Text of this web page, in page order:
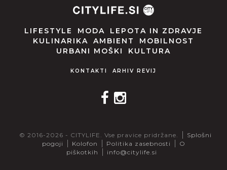
LIFESTYLE MODA
LEPOTA IN ZDRAVJE
KULINARIKA
AMBIENT
MOBILNOST
URBANI MOŠKI
KULTURA
KONTAKTI ARHIV REVIJ
© 2016-2026 - CITYLIFE. Vse pravice pridržane.
Splošni
pogoji
Kolofon Politika zasebnosti
O
piškotkih
info@citylife.si